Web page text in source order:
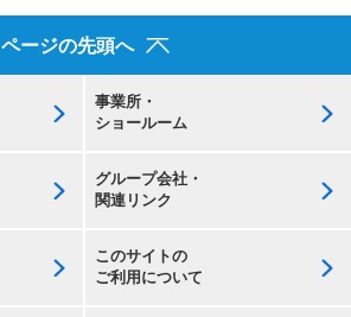
ページの先頭へ
事業所・
ショールーム
グループ会社・
関連リンク
このサイトの
ご利用について